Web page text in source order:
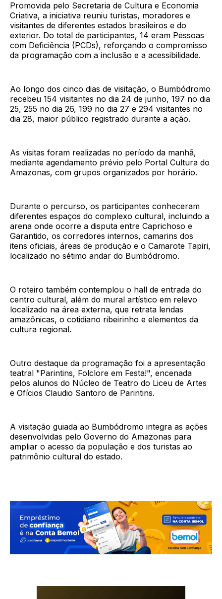
Promovida pelo Secretaria de Cultura e Economia
Criativa, a iniciativa reuniu turistas, moradores e
visitantes de diferentes estados brasileiros e do
exterior. Do total de participantes, 14 eram Pessoas
com Deficiência (PCDs), reforçando o compromisso
da programação com a inclusão e a acessibilidade.
Ao longo dos cinco dias de visitação, o Bumbódromo
recebeu 154 visitantes no dia 24 de junho, 197 no dia
25, 255 no dia 26, 199 no dia 27 e 294 visitantes no
dia 28, maior público registrado durante a ação.
As visitas foram realizadas no período da manhã,
mediante agendamento prévio pelo Portal Cultura do
Amazonas, com grupos organizados por horário.
Durante o percurso, os participantes conheceram
diferentes espaços do complexo cultural, incluindo a
arena onde ocorre a disputa entre Caprichoso e
Garantido, os corredores internos, camarins dos
itens oficiais, áreas de produção e o Camarote Tapiri,
localizado no sétimo andar do Bumbódromo.
O roteiro também contemplou o hall de entrada do
centro cultural, além do mural artístico em relevo
localizado na área externa, que retrata lendas
amazônicas, o cotidiano ribeirinho e elementos da
cultura regional.
Outro destaque da programação foi a apresentação
teatral "Parintins, Folclore em Festa!", encenada
pelos alunos do Núcleo de Teatro do Liceu de Artes
e Ofícios Claudio Santoro de Parintins.
A visitação guiada ao Bumbódromo integra as ações
desenvolvidas pelo Governo do Amazonas para
ampliar o acesso da população e dos turistas ao
patrimônio cultural do estado.